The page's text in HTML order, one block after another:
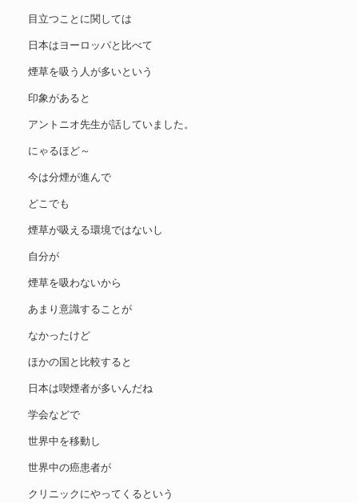
目立つことに関しては
日本はヨーロッパと比べて
煙草を吸う人が多いという
印象があると
アントニオ先生が話していました。
にゃるほど～
今は分煙が進んで
どこでも
煙草が吸える環境ではないし
自分が
煙草を吸わないから
あまり意識することが
なかったけど
ほかの国と比較すると
日本は喫煙者が多いんだね
学会などで
世界中を移動し
世界中の癌患者が
クリニックにやってくるという